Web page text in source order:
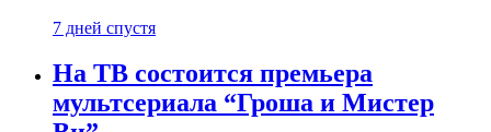
7 дней спустя
На ТВ состоится премьера
мультсериала “Гроша и Мистер